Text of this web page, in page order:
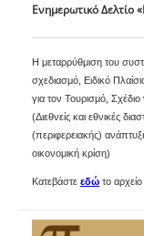
Ενημερωτικό Δελτίο
Η μεταρρύθμιση του
σχεδιασμό, Ειδικό
για τον Τουρισμό,
(Διεθνείς και εθνικές
(περιφερειακής)
οικονομική κρίση)
Κατεβάστε εδώ το